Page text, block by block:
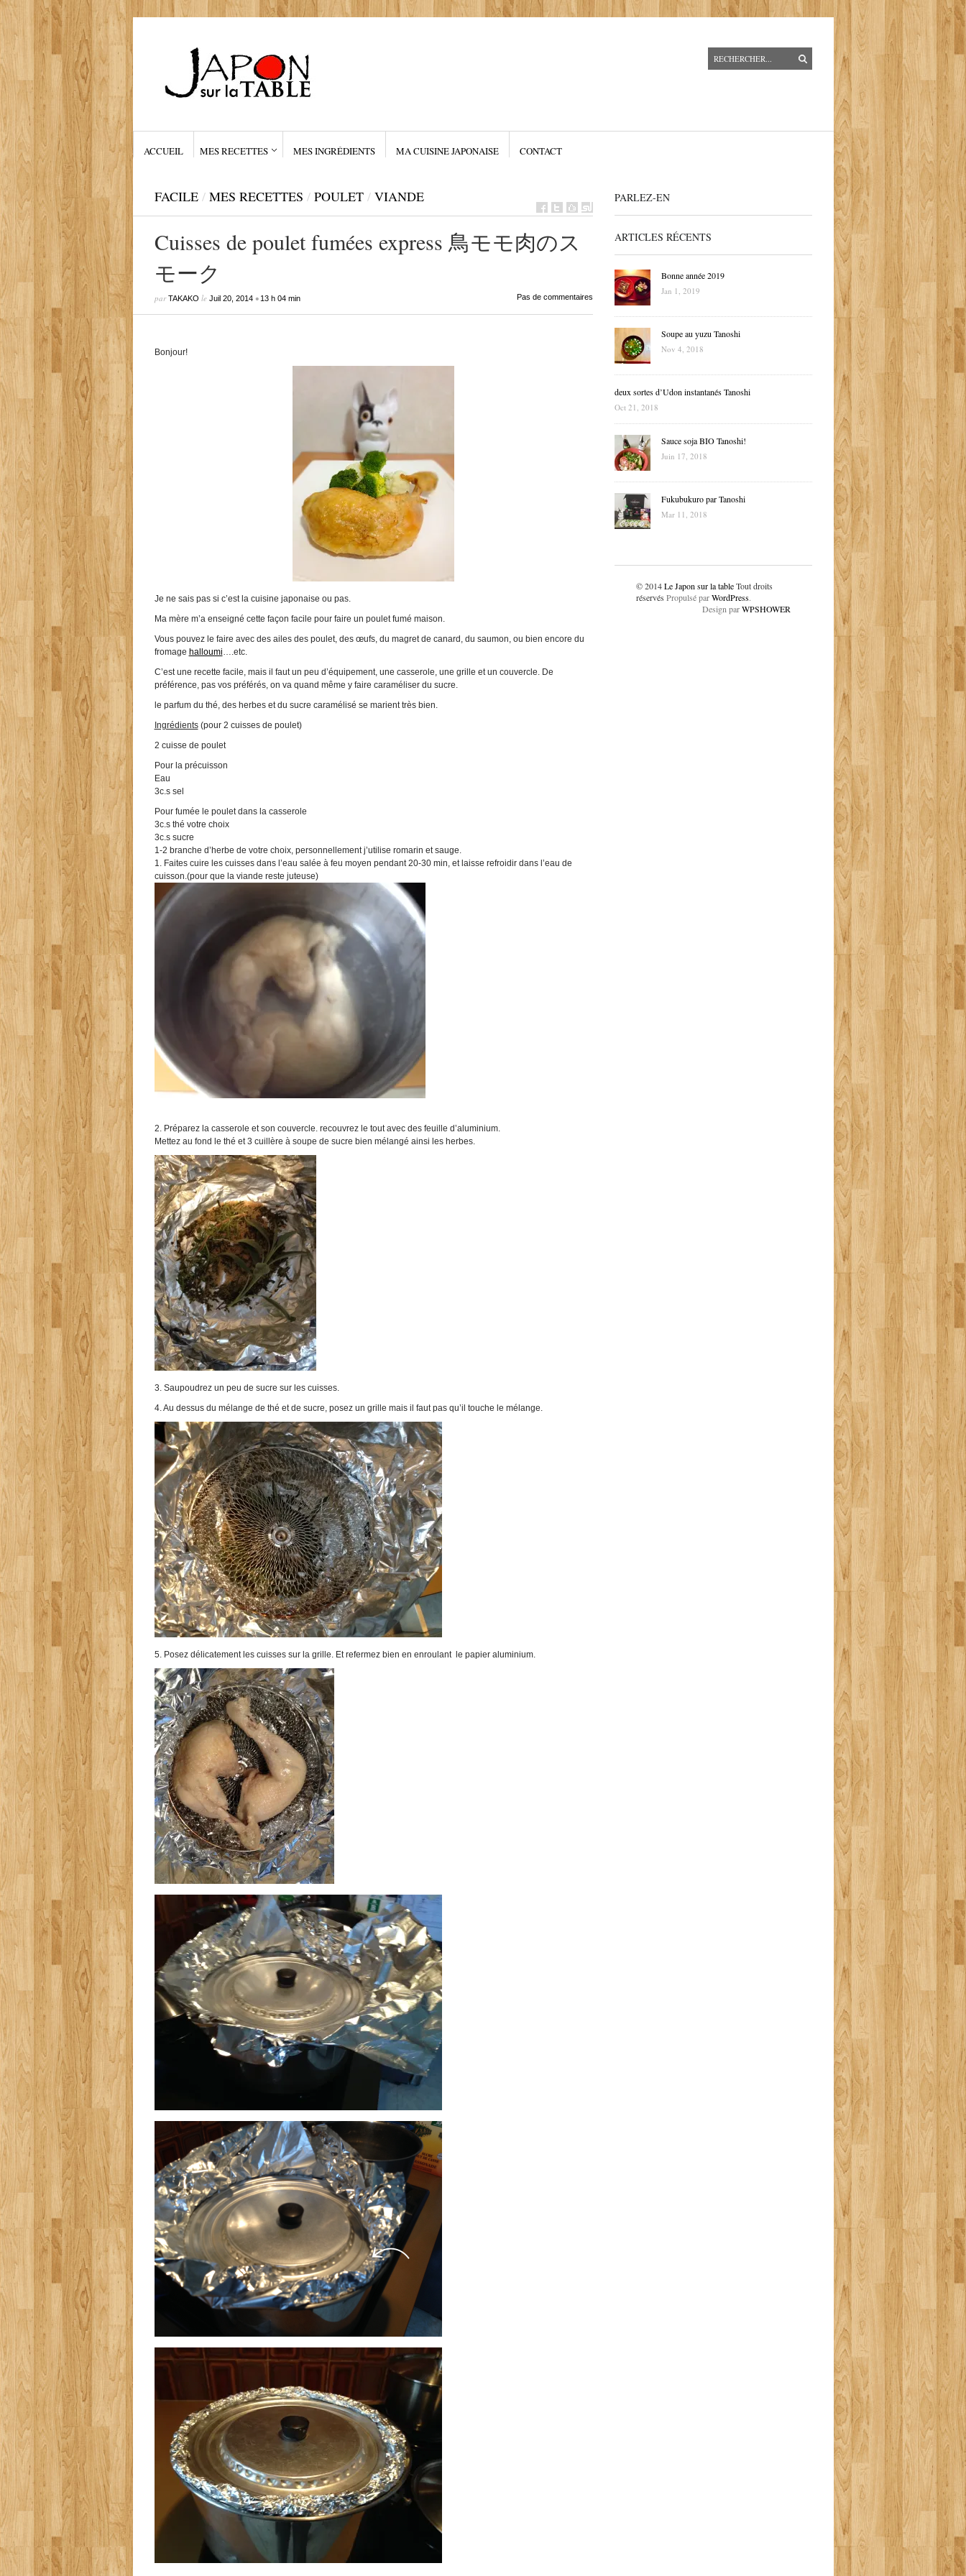
ACCUEIL MES RECETTES MES INGRÉDIENTS MA CUISINE JAPONAISE CONTACT
FACILE / MES RECETTES / POULET / VIANDE
Cuisses de poulet fumées express 鳥モモ肉のス
モーク
parTAKAKO le Juil 20, 2014• 13 h 04 min Pas de commentaires
Bonjour!
Je ne sais pas si c’est la cuisine japonaise ou pas.
Ma mère m’a enseigné cette façon facile pour faire un poulet fumé maison.
Vous pouvez le faire avec des ailes des poulet, des œufs, du magret de canard, du saumon, ou bien encore du
fromage halloumi….etc.
C’est une recette facile, mais il faut un peu d’équipement, une casserole, une grille et un couvercle. De
préférence, pas vos préférés, on va quand même y faire caraméliser du sucre.
le parfum du thé, des herbes et du sucre caramélisé se marient très bien.
Ingrédients(pour 2 cuisses de poulet)
2 cuisse de poulet
Pour la précuisson
Eau
3c.s sel
Pour fumée le poulet dans la casserole
3c.s thé votre choix
3c.s sucre
1-2 branche d’herbe de votre choix, personnellement j’utilise romarin et sauge.
1. Faites cuire les cuisses dans l’eau salée à feu moyen pendant 20-30 min, et laisse refroidir dans l’eau de
cuisson.(pour que la viande reste juteuse)
2. Préparez la casserole et son couvercle. recouvrez le tout avec des feuille d’aluminium.
Mettez au fond le thé et 3 cuillère à soupe de sucre bien mélangé ainsi les herbes.
3. Saupoudrez un peu de sucre sur les cuisses.
4. Au dessus du mélange de thé et de sucre, posez un grille mais il faut pas qu’il touche le mélange.
5. Posez délicatement les cuisses sur la grille. Et refermez bien en enroulant le papier aluminium.
PARLEZ-EN
ARTICLES RÉCENTS
Bonne année 2019
Jan 1, 2019
Soupe au yuzu Tanoshi
Nov 4, 2018
deux sortes d’Udon instantanés Tanoshi
Oct 21, 2018
Sauce soja BIO Tanoshi!
Juin 17, 2018
Fukubukuro par Tanoshi
Mar 11, 2018
© 2014Le Japon sur la tableTout droits
réservés Propulsé parWordPress.
Design parWPSHOWER